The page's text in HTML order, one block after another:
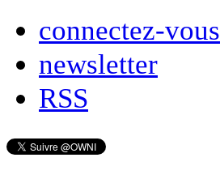
connectez-vous
newsletter
RSS